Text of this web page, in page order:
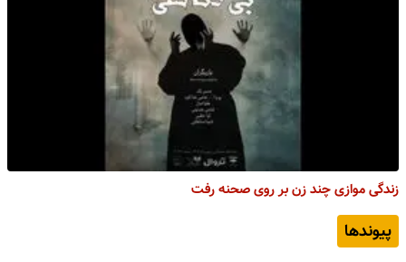
زندگی موازی چند زن بر روی صحنه رفت
پیوندها